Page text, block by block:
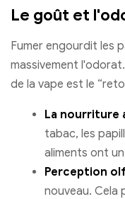
Le goût et
Fumer engourdit les
massivement
de la vape est le
La nourriture
tabac, les
aliments ont
Perception
nouveau. Cela